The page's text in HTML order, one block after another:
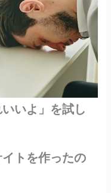
いよ」を試し
トを作ったの